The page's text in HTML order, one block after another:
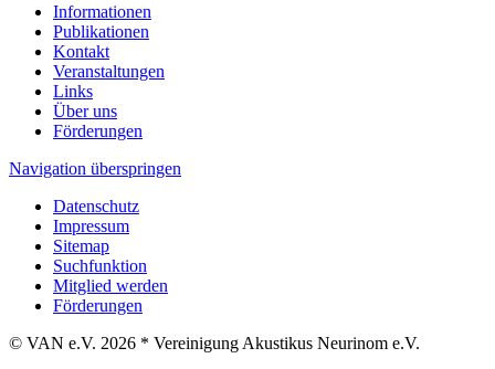
Informationen
Publikationen
Kontakt
Veranstaltungen
Links
Über uns
Förderungen
Navigation überspringen
Datenschutz
Impressum
Sitemap
Suchfunktion
Mitglied werden
Förderungen
© VAN e.V. 2026 * Vereinigung Akustikus Neurinom e.V.